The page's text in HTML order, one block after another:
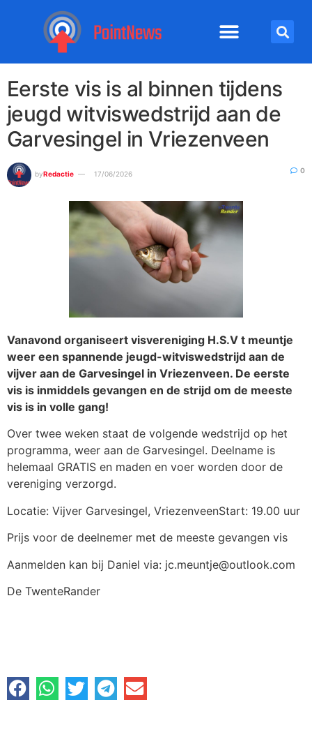
Eerste vis is al binnen tijdens
jeugd witviswedstrijd aan de
Garvesingel in Vriezenveen
byRedactie 17/06/2026 0
Vanavond organiseert visvereniging H.S.V t meuntje
weer een spannende jeugd-witviswedstrijd aan de
vijver aan de Garvesingel in Vriezenveen. De eerste
vis is inmiddels gevangen en de strijd om de meeste
vis is in volle gang!
Over twee weken staat de volgende wedstrijd op het
programma, weer aan de Garvesingel. Deelname is
helemaal GRATIS en maden en voer worden door de
vereniging verzorgd.
Locatie: Vijver Garvesingel, VriezenveenStart: 19.00 uur
Prijs voor de deelnemer met de meeste gevangen vis
Aanmelden kan bij Daniel via: jc.meuntje@outlook.com
De TwenteRander